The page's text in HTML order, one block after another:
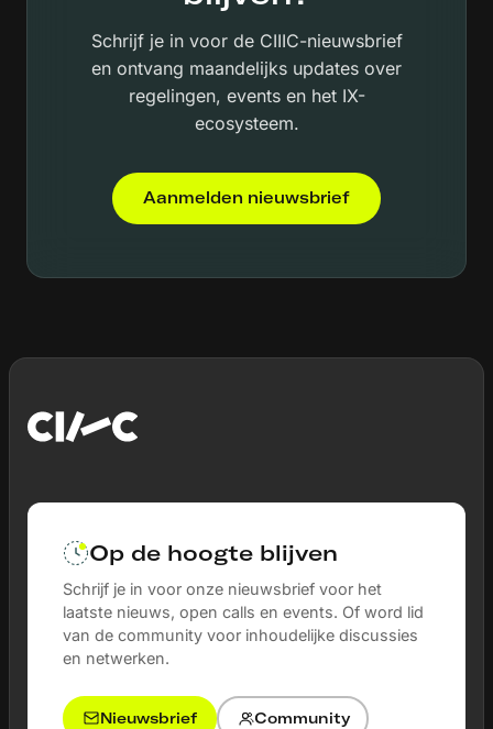
Schrijf je in voor de CIIIC-nieuwsbrief
en ontvang maandelijks updates over
regelingen, events en het IX-
ecosysteem.
Aanmelden nieuwsbrief
Op de hoogte blijven
Schrijf je in voor onze nieuwsbrief voor het
laatste nieuws, open calls en events. Of word lid
van de community voor inhoudelijke discussies
en netwerken.
Nieuwsbrief Community